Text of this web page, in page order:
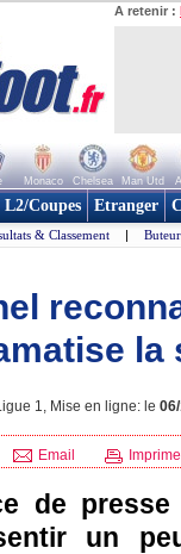
A retenir :
Monaco Chelsea Man Utd
L2/Coupes Etranger
& Classement |
la
1, Mise en ligne: le
Email
de
un